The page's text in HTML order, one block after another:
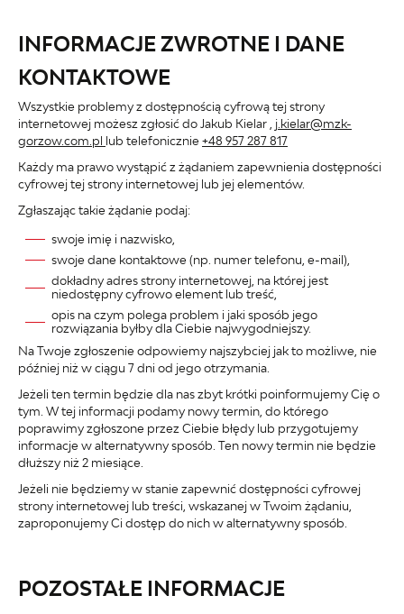
INFORMACJE ZWROTNE I DANE
KONTAKTOWE
Wszystkie problemy z dostępnością cyfrową tej strony
internetowej możesz zgłosić doJakub Kielar
j.kielar@mzk-
gorzow.com.pl lub telefonicznie+48 957 287 817
Każdy ma prawo wystąpić z żądaniem zapewnienia dostępności
cyfrowej tej strony internetowej lub jej elementów.
Zgłaszając takie żądanie podaj:
swoje imię i nazwisko,
swoje dane kontaktowe (np. numer telefonu, e-mail),
dokładny adres strony internetowej, na której jest
niedostępny cyfrowo element lub treść,
opis na czym polega problem i jaki sposób jego
rozwiązania byłby dla Ciebie najwygodniejszy.
Na Twoje zgłoszenie odpowiemy najszybciej jak to możliwe, nie
później niż w ciągu 7 dni od jego otrzymania.
Jeżeli ten termin będzie dla nas zbyt krótki poinformujemy Cię o
tym. W tej informacji podamy nowy termin, do którego
poprawimy zgłoszone przez Ciebie błędy lub przygotujemy
informacje w alternatywny sposób. Ten nowy termin nie będzie
dłuższy niż 2 miesiące.
Jeżeli nie będziemy w stanie zapewnić dostępności cyfrowej
strony internetowej lub treści, wskazanej w Twoim żądaniu,
zaproponujemy Ci dostęp do nich w alternatywny sposób.
POZOSTAŁE INFORMACJE